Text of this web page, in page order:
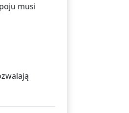
musi